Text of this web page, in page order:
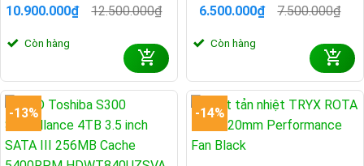
7200RPM MD10ADA800V
12.500.000₫
Giá
12.500.000₫.
10.900.000₫
Giá
10.900.000₫.
Còn hàng
5400RPM HDWT860UZSVA
7.500.000₫
Giá
7.500.000₫.
6.500.000₫
Giá
6.500.000₫.
Còn hàng
-13% -14%